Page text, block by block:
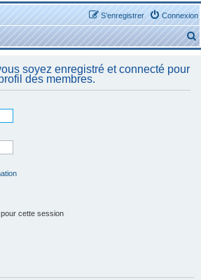
Connexion
S’enregistrer
e
soyez enregistré et connecté pour
des membres.
cette session